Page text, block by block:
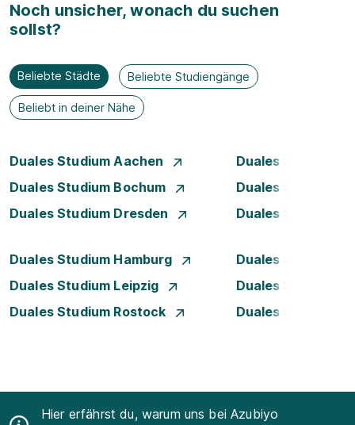
Noch unsicher, wonach du suchen
sollst?
Beliebte Städte Beliebte Studiengänge
Beliebt in deiner Nähe
Duales Studium Aachen
Duales Studium
Duales Studium Bochum
Duales Studium
Duales Studium Dresden
Duales Studium
Duales Studium Hamburg
Duales Studium
Duales Studium Leipzig
Duales Studium
Duales Studium Rostock
Duales Studium
Hier erfährst du, warum uns bei Azubiyo